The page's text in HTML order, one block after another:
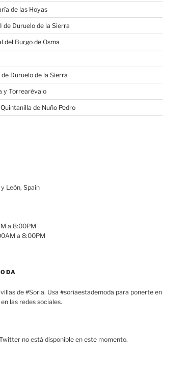
de las Hoyas
de Duruelo de la Sierra
del Burgo de Osma
Duruelo de la Sierra
y Torrearévalo
de Nuño Pedro
León, Spain
a 8:00PM
a 8:00PM
de #Soria. Usa #soriaestademoda para ponerte en
las redes sociales.
no está disponible en este momento.